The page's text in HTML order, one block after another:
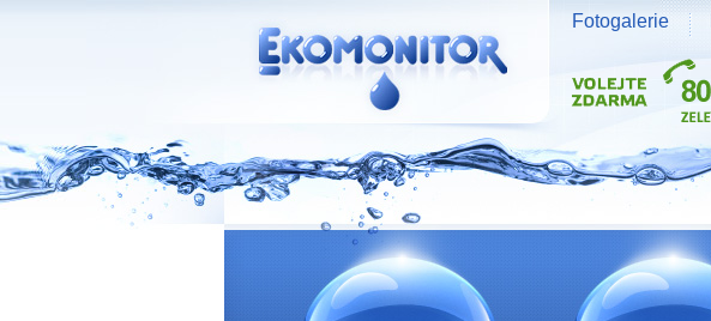
Vodní zdroje Ekomonitor spol. s r.o.
Fotogalerie